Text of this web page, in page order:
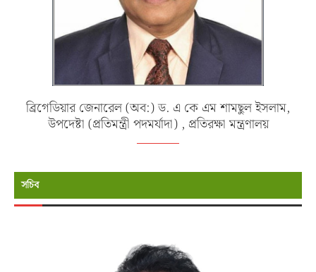
ব্রিগেডিয়ার জেনারেল (অব:) ড. এ কে এম শামছুল ইসলাম,
উপদেষ্টা (প্রতিমন্ত্রী পদমর্যাদা) , প্রতিরক্ষা মন্ত্রণালয়
সচিব